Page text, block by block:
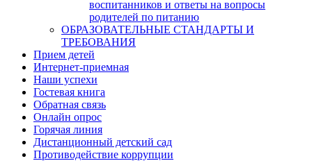
воспитанников и ответы на вопросы
родителей по питанию
ОБРАЗОВАТЕЛЬНЫЕ СТАНДАРТЫ И
ТРЕБОВАНИЯ
Прием детей
Интернет-приемная
Наши успехи
Гостевая книга
Обратная связь
Онлайн опрос
Горячая линия
Дистанционный детский сад
Противодействие коррупции